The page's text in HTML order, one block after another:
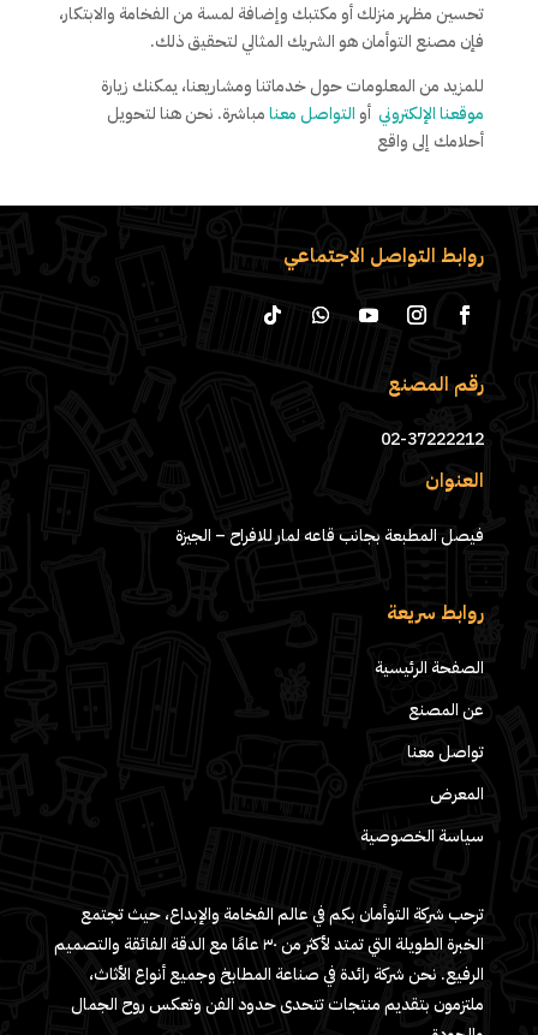
تحسين مظهر منزلك أو مكتبك وإضافة لمسة من الفخامة والابتكار،
فإن مصنع التوأمان هو الشريك المثالي لتحقيق ذلك.
للمزيد من المعلومات حول خدماتنا ومشاريعنا، يمكنك زيارة
موقعنا الإلكتروني أو التواصل معنامباشرة. نحن هنا لتحويل
أحلامك إلى واقع
روابط التواصل الاجتماعي
رقم المصنع
02-37222212
العنوان
فيصل المطبعة بجانب قاعه لمار للافراح – الجيزة
روابط سريعة
الصفحة الرئيسية
عن المصنع
تواصل معنا
المعرض
سياسة الخصوصية
ترحب شركة التوأمان بكم في عالم الفخامة والإبداع، حيث تجتمع
الخبرة الطويلة التي تمتد لأكثر من ٣٠ عامًا مع الدقة الفائقة والتصميم
الرفيع. نحن شركة رائدة في صناعة المطابخ وجميع أنواع الأثاث،
ملتزمون بتقديم منتجات تتحدى حدود الفن وتعكس روح الجمال